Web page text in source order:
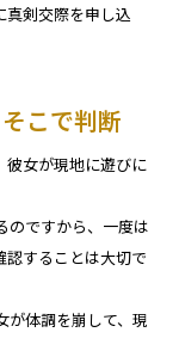
真剣交際を申し込
こで判断
彼女が現地に遊びに
のですから、一度は
認することは大切で
が体調を崩して、現